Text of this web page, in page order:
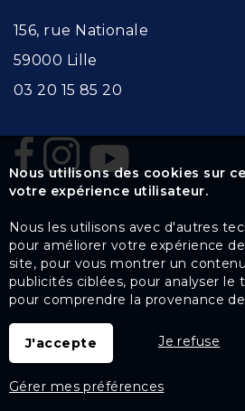
156, rue Nationale
59000 Lille
03 20 15 85 20
Nous utilisons des cookies sur
votre expérience utilisateur.
Nous les utilisons avec d'autres
pour améliorer votre expérience
site, pour vous montrer un
publicités ciblées, pour analyser
pour comprendre la provenance
J'accepte Je refuse
Gérer mes préférences